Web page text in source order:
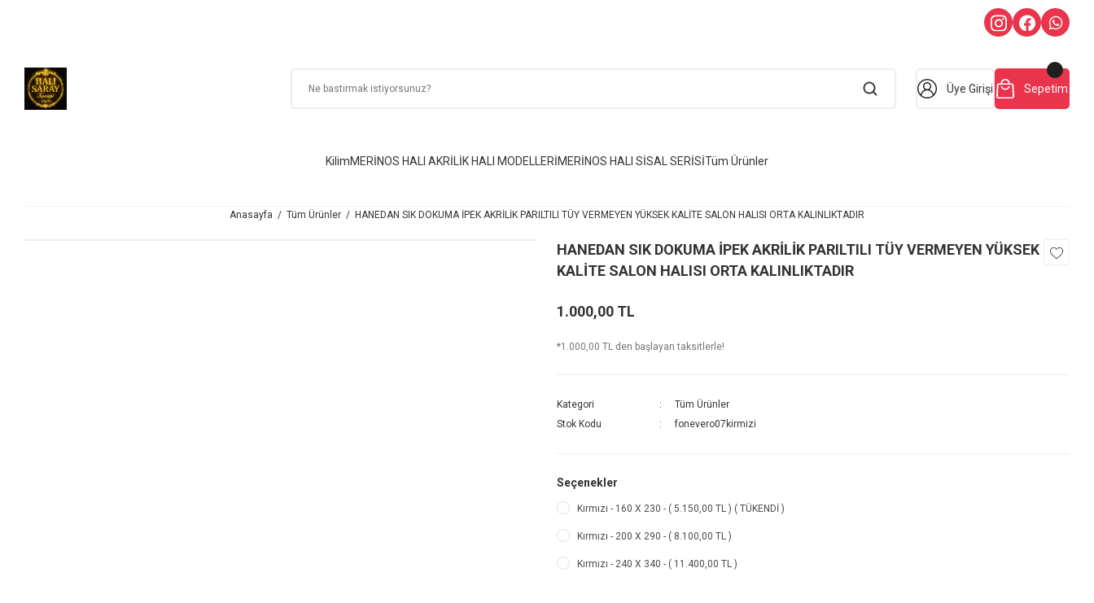
Üye Girişi Sepetim
KilimMERİNOS HALI AKRİLİK HALI MODELLERİMERİNOS HALI SİSAL SERİSİTüm Ürünler
Anasayfa Tüm Ürünler HANEDAN SIK DOKUMA İPEK AKRİLİK PARILTILI TÜY VERMEYEN YÜKSEK KALİTE SALON HALISI ORTA KALINLIKTADIR
HANEDAN SIK DOKUMA İPEK AKRİLİK PARILTILI TÜY VERMEYEN YÜKSEK
KALİTE SALON HALISI ORTA KALINLIKTADIR
1.000,00 TL
*1.000,00 TL den başlayan taksitlerle!
Kategori
Tüm Ürünler
Stok Kodu
fonevero07kirmizi
Seçenekler
Kırmızı - 160 X 230 - ( 5.150,00 TL ) ( TÜKENDİ )
Kırmızı - 200 X 290 - ( 8.100,00 TL )
Kırmızı - 240 X 340 - ( 11.400,00 TL )